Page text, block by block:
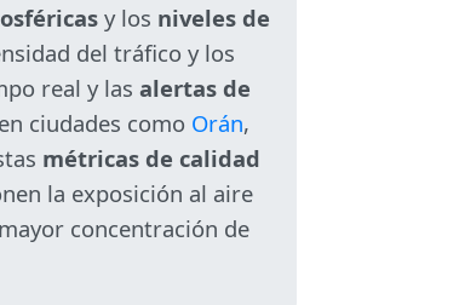
y los niveles de
del tráfico y los
real y las alertas de
ciudades como Orán,
métricas de calidad
la exposición al aire
concentración de